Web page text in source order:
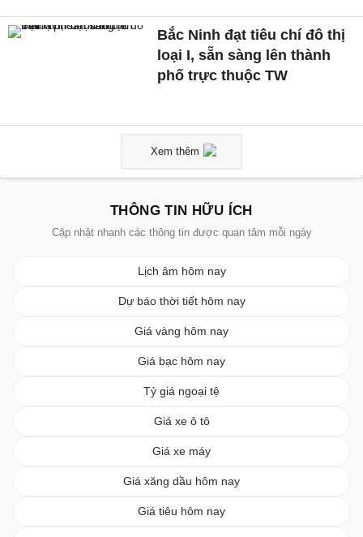
Bắc Ninh đạt tiêu chí đô thị
loại I, sẵn sàng lên thành
phố trực thuộc TW
Xem thêm
THÔNG TIN HỮU ÍCH
Cập nhật nhanh các thông tin được quan tâm mỗi ngày
Lịch âm hôm nay
Dự báo thời tiết hôm nay
Giá vàng hôm nay
Giá bạc hôm nay
Tỷ giá ngoại tệ
Giá xe ô tô
Giá xe máy
Giá xăng dầu hôm nay
Giá tiêu hôm nay